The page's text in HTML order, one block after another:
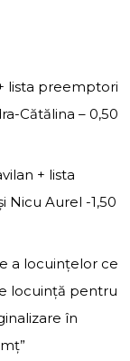
lista preemptori
Cătălina – 0,50
+ lista
Nicu Aurel -1,50
a locuințelor ce
locuință pentru
în